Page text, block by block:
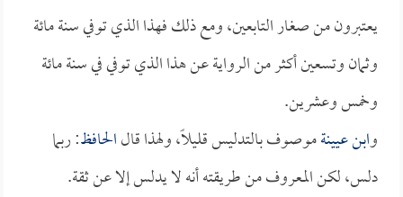
يعتبرون من صغار التابعين، ومع ذلك فهذا الذي توفي سنة مائة
وثمان وتسعين أكثر من الرواية عن هذا الذي توفي في سنة مائة
وخمس وعشرين.
وابن عيينةموصوف بالتدليس قليلاً، ولهذا قالالحافظ: ربما
دلس، لكن المعروف من طريقته أنه لا يدلس إلا عن ثقة.